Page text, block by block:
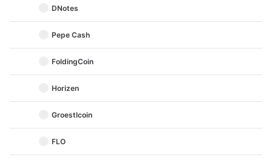
DNotes
Pepe Cash
FoldingCoin
Horizen
Groestlcoin
FLO